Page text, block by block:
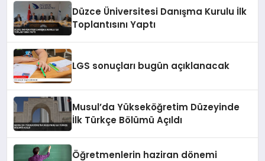
Düzce Üniversitesi Danışma Kurulu İlk
Toplantısını Yaptı
LGS sonuçları bugün açıklanacak
Musul’da Yükseköğretim Düzeyinde
İlk Türkçe Bölümü Açıldı
Öğretmenlerin haziran dönemi